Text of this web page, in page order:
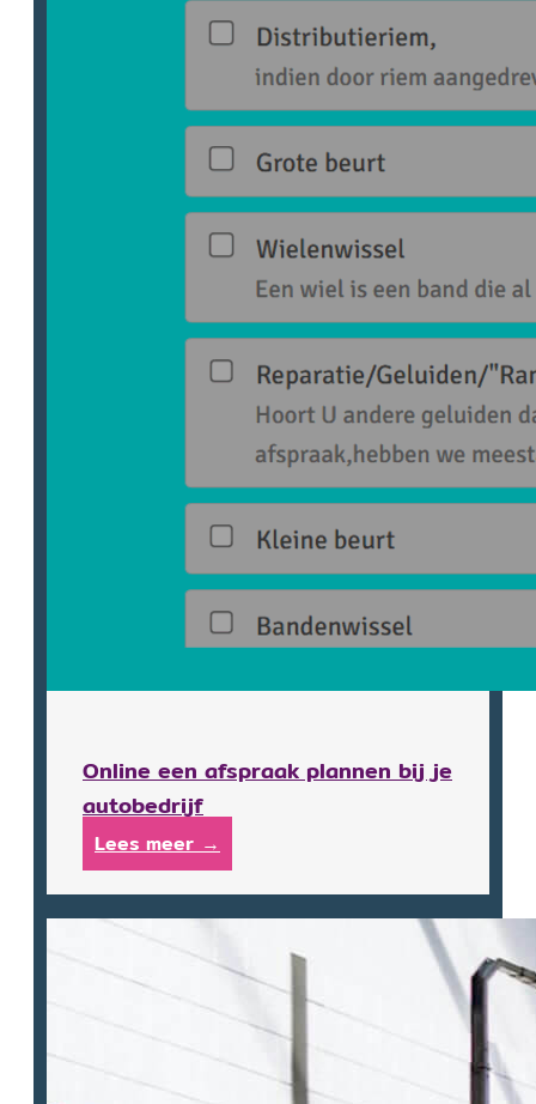
Online een afspraak plannen bij je
autobedrijf
Lees meer →